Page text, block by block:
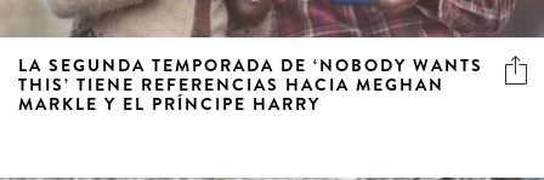
LA SEGUNDA TEMPORADA DE ‘NOBODY WANTS
THIS’ TIENE REFERENCIAS HACIA MEGHAN
MARKLE Y EL PRÍNCIPE HARRY